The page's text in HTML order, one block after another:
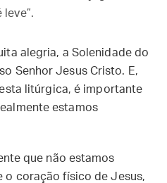
leve”.
alegria, a Solenidade do
Senhor Jesus Cristo. E,
litúrgica, é importante
estamos
que não estamos
o coração físico de Jesus,